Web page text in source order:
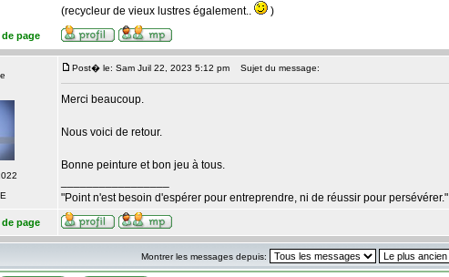
(recycleur de vieux lustres également..
)
page
Post� le: Sam Juil 22, 2023 5:12 pm Sujet du message:
Merci beaucoup.
Nous voici de retour.
Bonne peinture et bon jeu à tous.
"Point n'est besoin d'espérer pour entreprendre, ni de réussir pour persévérer."
page
Montrer les messages depuis: